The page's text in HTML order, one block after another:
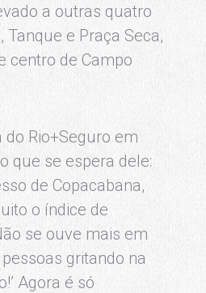
a outras quatro
Tanque e Praça Seca,
centro de Campo
Rio+Seguro em
que se espera dele:
de Copacabana,
o índice de
se ouve mais em
gritando na
Agora é só